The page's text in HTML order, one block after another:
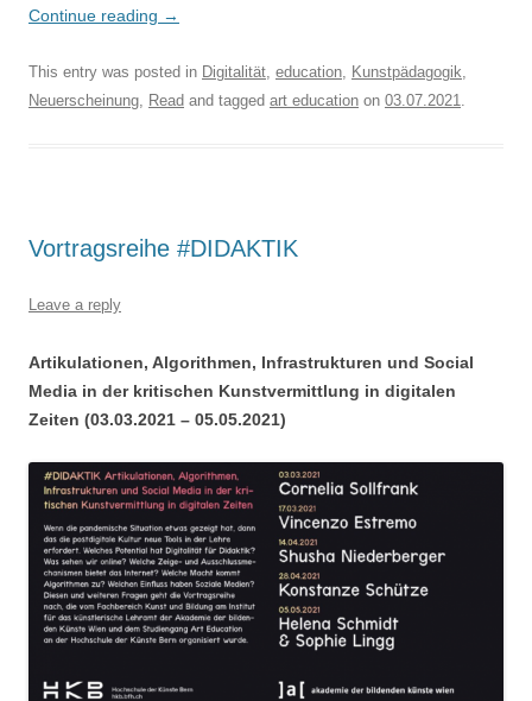
Continue reading →
This entry was posted in Digitalität education Kunstpädagogik
Neuerscheinung
Read and tagged art education on 03.07.2021
Vortragsreihe #DIDAKTIK
Leave a reply
Artikulationen, Algorithmen, Infrastrukturen und Social
Media in der kritischen Kunstvermittlung in digitalen
Zeiten (03.03.2021 – 05.05.2021)